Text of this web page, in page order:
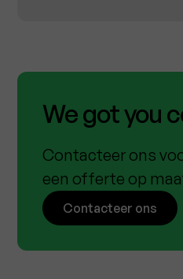
We got you
Contacteer ons
een offerte op
Contacteer ons